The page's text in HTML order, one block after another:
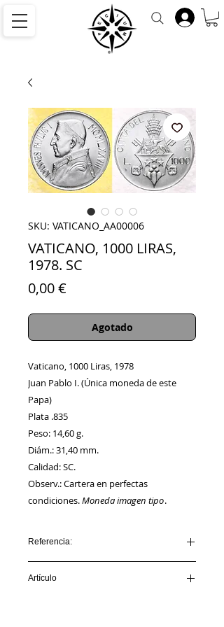
SKU: VATICANO_AA00006
VATICANO, 1000 LIRAS,
1978. SC
0,00 €
Agotado
Vaticano, 1000 Liras, 1978
Juan Pablo I. (Única moneda de este
Papa)
Plata .835
Peso: 14,60 g.
Diám.: 31,40 mm.
Calidad: SC.
Observ.: Cartera en perfectas
condiciones.Moneda imagen tipo.
Referencia:
Artículo